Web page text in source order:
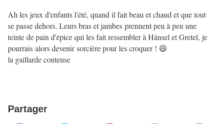
Ah les jeux d'enfants l'été, quand il fait beau et chaud et que tout
se passe dehors. Leurs bras et jambes prennent peu à peu une
teinte de pain d'épice qui les fait ressembler à Hänsel et Gretel, je
pourrais alors devenir sorcière pour les croquer ! 😄
la gaillarde conteuse
Partager